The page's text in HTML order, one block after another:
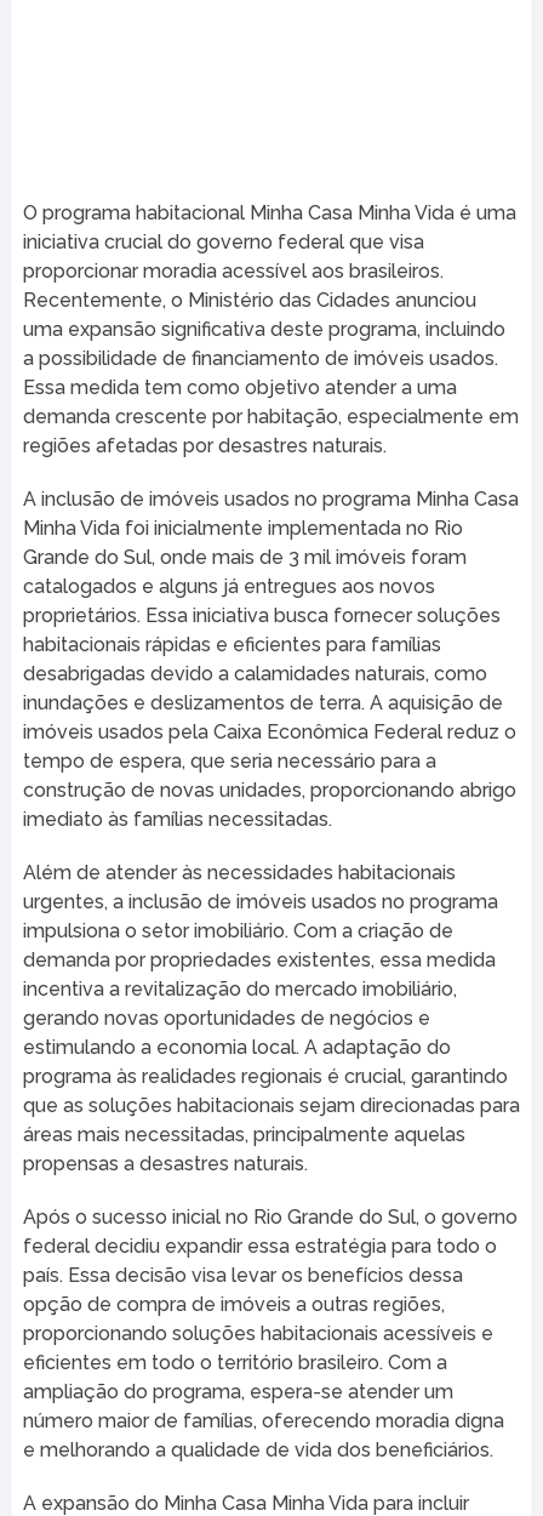
O programa habitacional Minha Casa Minha Vida é uma
iniciativa crucial do governo federal que visa
proporcionar moradia acessível aos brasileiros.
Recentemente, o Ministério das Cidades anunciou
uma expansão significativa deste programa, incluindo
a possibilidade de financiamento de imóveis usados.
Essa medida tem como objetivo atender a uma
demanda crescente por habitação, especialmente em
regiões afetadas por desastres naturais.
A inclusão de imóveis usados no programa Minha Casa
Minha Vida foi inicialmente implementada no Rio
Grande do Sul, onde mais de 3 mil imóveis foram
catalogados e alguns já entregues aos novos
proprietários. Essa iniciativa busca fornecer soluções
habitacionais rápidas e eficientes para famílias
desabrigadas devido a calamidades naturais, como
inundações e deslizamentos de terra. A aquisição de
imóveis usados pela Caixa Econômica Federal reduz o
tempo de espera, que seria necessário para a
construção de novas unidades, proporcionando abrigo
imediato às famílias necessitadas.
Além de atender às necessidades habitacionais
urgentes, a inclusão de imóveis usados no programa
impulsiona o setor imobiliário. Com a criação de
demanda por propriedades existentes, essa medida
incentiva a revitalização do mercado imobiliário,
gerando novas oportunidades de negócios e
estimulando a economia local. A adaptação do
programa às realidades regionais é crucial, garantindo
que as soluções habitacionais sejam direcionadas para
áreas mais necessitadas, principalmente aquelas
propensas a desastres naturais.
Após o sucesso inicial no Rio Grande do Sul, o governo
federal decidiu expandir essa estratégia para todo o
país. Essa decisão visa levar os benefícios dessa
opção de compra de imóveis a outras regiões,
proporcionando soluções habitacionais acessíveis e
eficientes em todo o território brasileiro. Com a
ampliação do programa, espera-se atender um
número maior de famílias, oferecendo moradia digna
e melhorando a qualidade de vida dos beneficiários.
A expansão do Minha Casa Minha Vida para incluir